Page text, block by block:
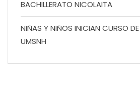
BACHILLERATO NICOLAITA
NIÑAS Y NIÑOS INICIAN CURSO
UMSNH